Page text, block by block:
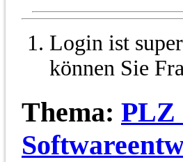
Login ist
können Sie
Thema: PLZ